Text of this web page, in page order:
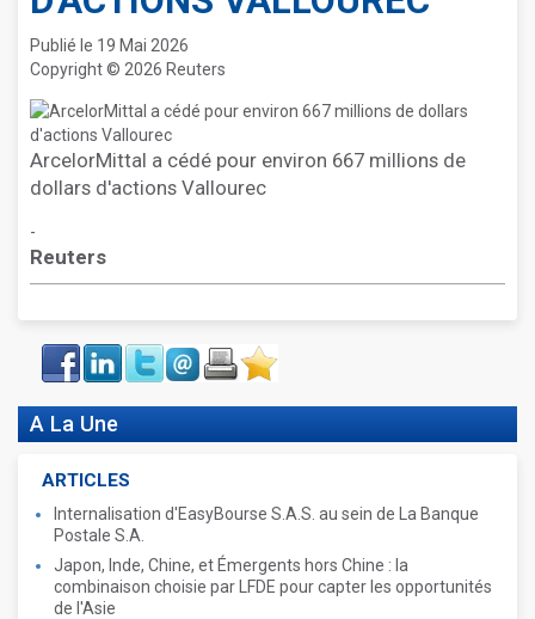
Publié le 19 Mai 2026
Copyright © 2026 Reuters
ArcelorMittal a cédé pour environ 667 millions de
dollars d'actions Vallourec
-
Reuters
Face
book
LinkIn Twitter Envoyer ImprimerFavoris
A La Une
ARTICLES
Internalisation d'EasyBourse S.A.S. au sein de La Banque
Postale S.A.
Japon, Inde, Chine, et Émergents hors Chine : la
combinaison choisie par LFDE pour capter les opportunités
de l'Asie